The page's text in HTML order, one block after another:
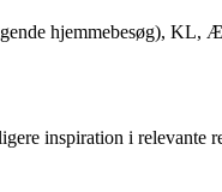
hjemmebesøg),
inspiration i relevante